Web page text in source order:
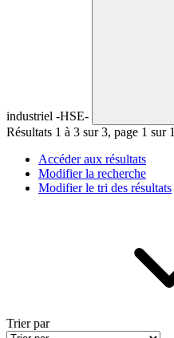
industriel -HSE-
Résultats 1 à 3 sur 3, page 1 sur 1
Accéder aux résultats
Modifier la recherche
Modifier le tri des résultats
Trier par